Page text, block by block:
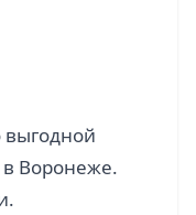
выгодной
Воронеже.